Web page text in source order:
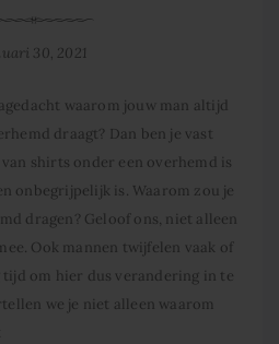
30, 2021
waarom jouw man altijd
draagt? Dan ben je vast
shirts onder een overhemd is
onbegrijpelijk is. Waarom zou je
dragen? Geloof ons, niet alleen
Ook mannen twijfelen vaak of
om hier dus verandering in te
we je niet alleen waarom